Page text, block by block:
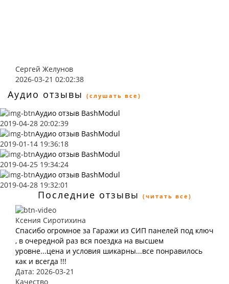
Сергей Желунов
2026-03-21 02:02:38
Аудио отзывы (слушать все)
Аудио отзыв BashModul
2019-04-28 20:02:39
Аудио отзыв BashModul
2019-01-14 19:36:18
Аудио отзыв BashModul
2019-04-25 19:34:24
Аудио отзыв BashModul
2019-04-28 19:32:01
Последние отзывы (читать все)
Ксения Сиротихина
Спасибо огромное за Гаражи из СИП панелей под ключ
, в очередной раз вся поездка на высшем
уровне...цена и условия шикарны...все понравилось
как и всегда !!!
Дата: 2026-03-21
Качество